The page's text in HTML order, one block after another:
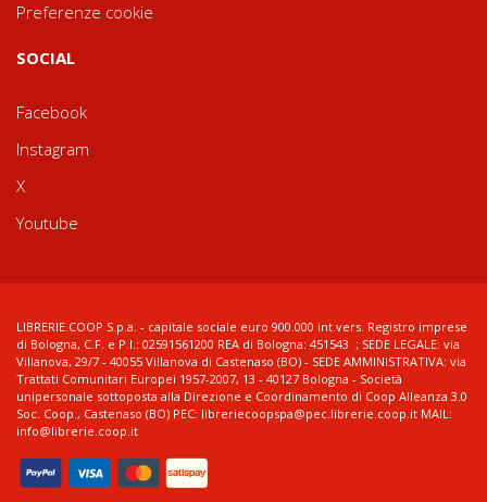
Preferenze cookie
SOCIAL
Facebook
Instagram
X
Youtube
LIBRERIE.COOP S.p.a. - capitale sociale euro 900.000 int.vers. Registro imprese
di Bologna, C.F. e P.I.: 02591561200 REA di Bologna: 451543 ; SEDE LEGALE: via
Villanova, 29/7 - 40055 Villanova di Castenaso (BO) - SEDE AMMINISTRATIVA: via
Trattati Comunitari Europei 1957-2007, 13 - 40127 Bologna - Società
unipersonale sottoposta alla Direzione e Coordinamento di Coop Alleanza 3.0
Soc. Coop., Castenaso (BO) PEC: libreriecoopspa@pec.librerie.coop.it MAIL:
info@librerie.coop.it